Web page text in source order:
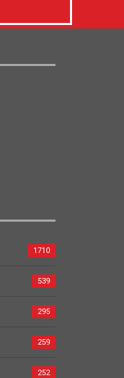
1710
539
295
259
252